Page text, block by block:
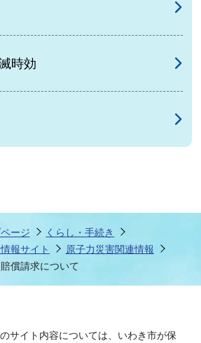
時効
ージ
くらし・手続き
報サイト
原子力災害関連情報
賠償請求について
サイト内容については、いわき市が保